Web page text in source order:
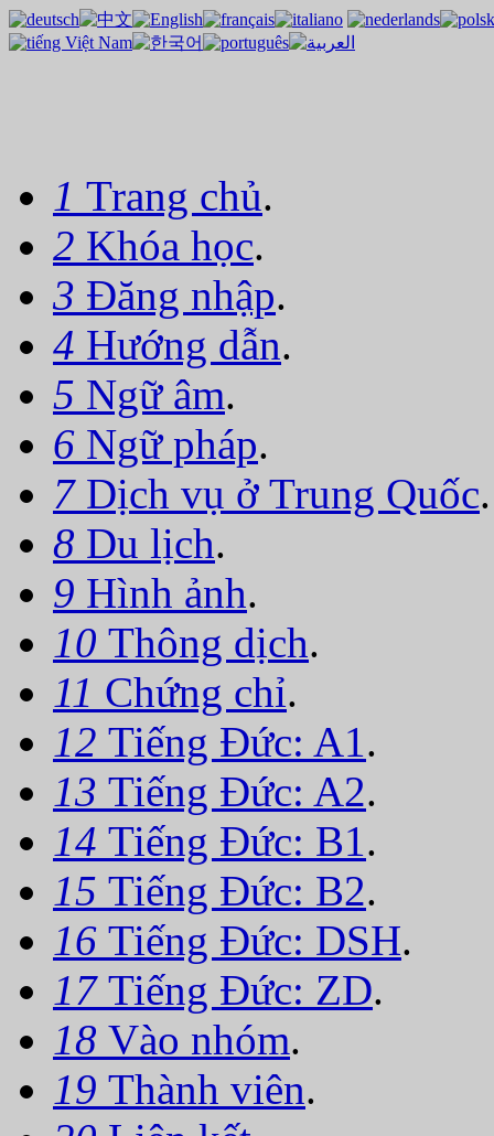
1 Trang chủ.
2 Khóa học.
3 Đăng nhập.
4 Hướng dẫn.
5 Ngữ âm.
6 Ngữ pháp.
7 Dịch vụ ở Trung Quốc.
8 Du lịch.
9 Hình ảnh.
10 Thông dịch.
11 Chứng chỉ.
12 Tiếng Đức: A1.
13 Tiếng Đức: A2.
14 Tiếng Đức: B1.
15 Tiếng Đức: B2.
16 Tiếng Đức: DSH.
17 Tiếng Đức: ZD.
18 Vào nhóm.
19 Thành viên.